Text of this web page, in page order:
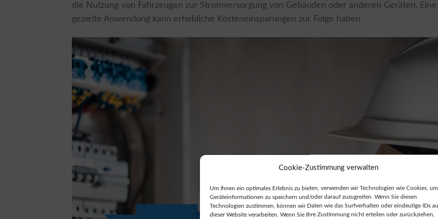
Cookie-Zustimmung verwalten
Um Ihnen ein optimales Erlebnis zu bieten, verwenden wir Technologien wie Cookies, um
Geräteinformationen zu speichern und/oder darauf zuzugreifen. Wenn Sie diesen
Technologien zustimmen, können wir Daten wie das Surfverhalten oder eindeutige IDs
dieser Website verarbeiten. Wenn Sie Ihre Zustimmung nicht erteilen oder zurückziehen,
die Nutzung von Fahrzeugen zur Stromversorgung von Gebäuden oder anderen Geräten. Eine
gezielte Anwendung kann erhebliche Kosteneinsparungen zur Folge haben.